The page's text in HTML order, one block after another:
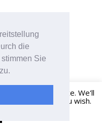
die
Sie
Farbstift auf
säurefrei und
x 150 mm
senden Sie bitte
your experience. We'll
can opt-out if you wish.